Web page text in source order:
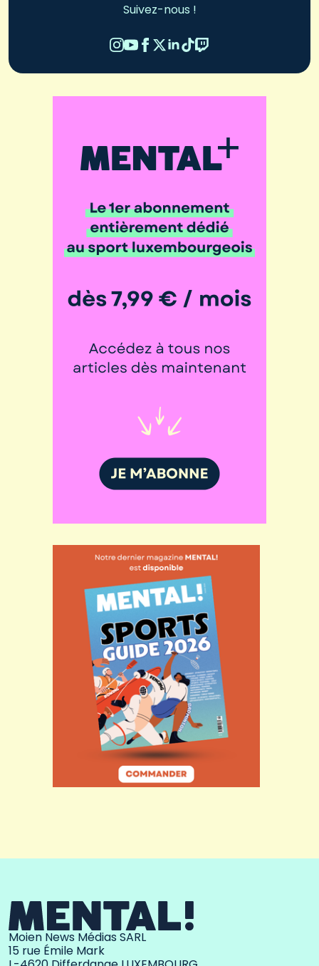
Suivez-nous !
Moien News Médias SARL
15 rue Émile Mark